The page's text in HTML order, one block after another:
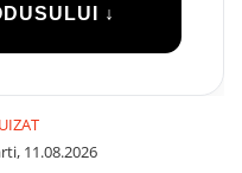
↓
11.08.2026